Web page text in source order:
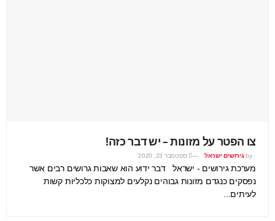
צו הפטר על מזונות – יש דבר כזה!
by גירושים ישראל ספטמבר 23, 2020
מערכת גירושים - ישראל דבר ידוע הוא שאבות גרושים רבים אשר
נפסקים כנגדם מזונות גבוהים נקלעים למצוקות כלכליות קשות
לעיתים...